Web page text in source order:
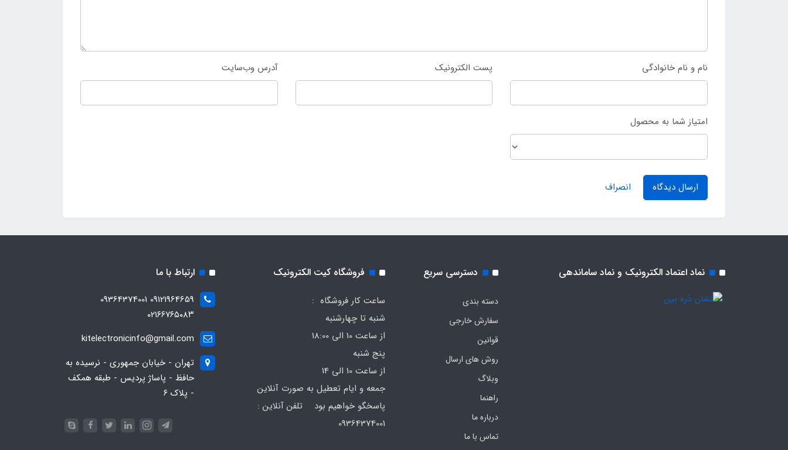
نام و نام خانوادگی پست الکترونیک آدرس وب‌سایت
امتیاز شما به محصول
ارسال دیدگاه انصراف
نماد اعتماد الکترونیک و نماد ساماندهی دسترسی سریع
دسته بندی
سفارش خارجی
قوانین
روش های ارسال
وبلاگ
راهنما
درباره ما
تماس با ما
فروشگاه کیت الکترونیک
ساعت کار فروشگاه :
شنبه تا چهارشنبه
از ساعت 10 الی 18:00
پنج شنبه
از ساعت 10 الی 14
جمعه و ایام تعطیل به صورت آنلاین
پاسخگو خواهیم بود تلفن آنلاین :
ارتباط با ما
09121964659 09364374001
۰۲۱۶۶۷۶۵۰۸۳
kitelectronicinfo@gmail.com
تهران - خیابان جمهوری - نرسیده به
حافظ - پاساژ پردیس - طبقه همکف
- پلاک ۶